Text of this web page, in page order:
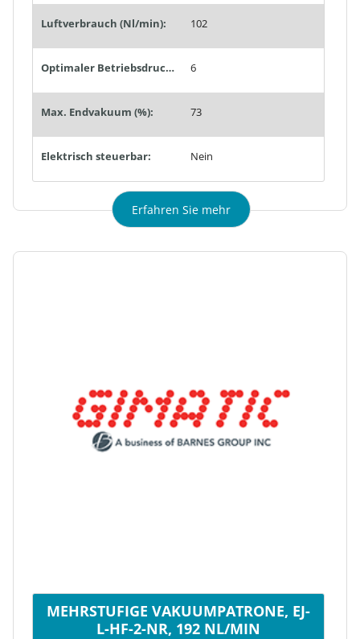
Luftverbrauch (Nl/min): 102
Optimaler Betriebsdruck (bar): 6
Max. Endvakuum (%): 73
Elektrisch steuerbar: Nein
Erfahren Sie mehr
MEHRSTUFIGE VAKUUMPATRONE, EJ-
L-HF-2-NR, 192 NL/MIN